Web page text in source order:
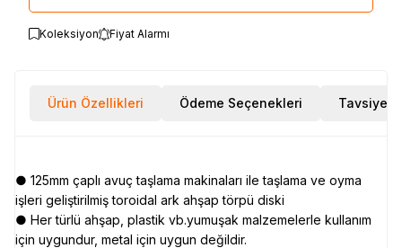
Koleksiyon Fiyat Alarmı
Ürün Özellikleri Ödeme Seçenekleri Tavsiye Et
● 125mm çaplı avuç taşlama makinaları ile taşlama ve oyma
işleri geliştirilmiş toroidal ark ahşap törpü diski
● Her türlü ahşap, plastik vb.yumuşak malzemelerle kullanım
için uygundur, metal için uygun değildir.